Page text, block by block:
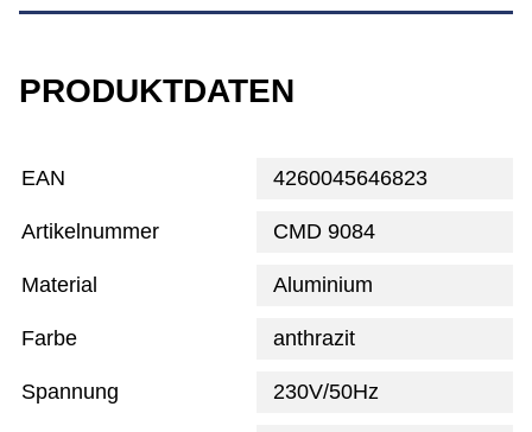
PRODUKTDATEN
EAN 4260045646823
Artikelnummer CMD 9084
Material Aluminium
Farbe anthrazit
Spannung 230V/50Hz